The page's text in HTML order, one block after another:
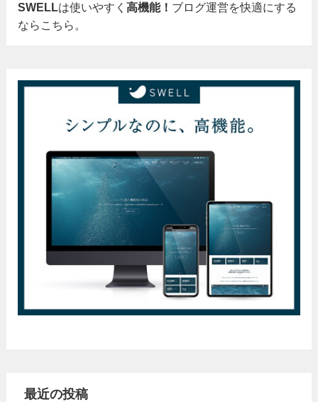
SWELLは使いやすく 高機能！ ブログ運営を快適にする
ならこちら。
最近の投稿